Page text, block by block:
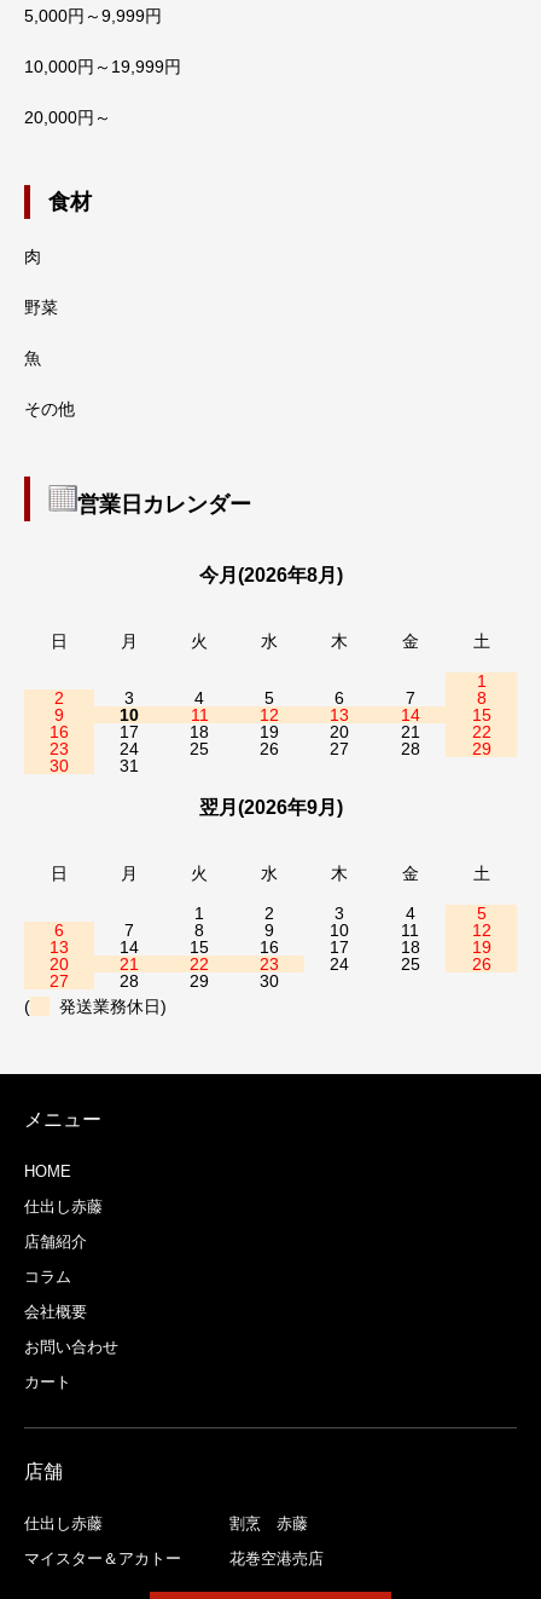
5,000円～9,999円
10,000円～19,999円
20,000円～
食材
肉
野菜
魚
その他
営業日カレンダー
今月(2026年8月)
日 月 火 水 木 金 土
1
2
3 4 5 6 7
8
9
10 11 12 13 14
15
16
17 18 19 20 21
22
23
24 25 26 27 28
29
30
31
翌月(2026年9月)
日 月 火 水 木 金 土
1 2 3 4
5
6
7 8 9 10 11
12
13
14 15 16 17 18
19
20
21 22 23 24 25
26
27
28 29
30
(
発送業務休日)
メニュー
HOME
仕出し赤藤
店舗紹介
コラム
会社概要
お問い合わせ
カート
店舗
仕出し赤藤
割烹 赤藤
マイスター＆アカトー
花巻空港売店